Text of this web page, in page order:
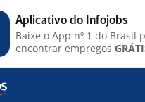
Aplicativo do Infojobs
Baixe o App nº 1 do Brasil
encontrar empregos